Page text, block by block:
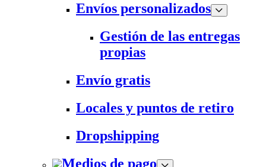
Envíos personalizados
Gestión de las entregas
propias
Envío gratis
Locales y puntos de retiro
Dropshipping
Medios de pago